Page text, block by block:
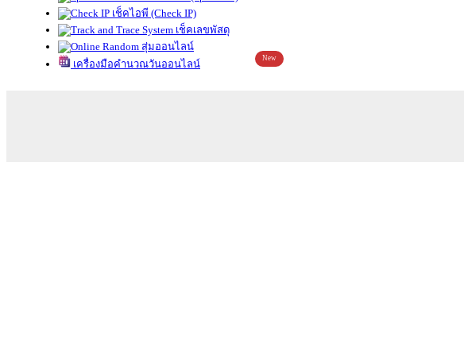
เช็คไอพี (Check IP)
เช็คเลขพัสดุ
สุ่มออนไลน์
เครื่องมือคำนวณวันออนไลน์
New